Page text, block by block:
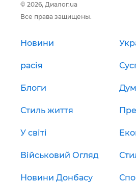
© 2026, Диалог.ua
Все права защищены.
Новини
расія
Блоги
Стиль життя
У світі
Військовий Огляд
Новини Донбасу